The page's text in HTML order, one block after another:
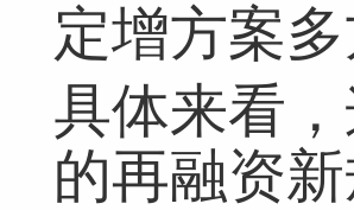
定增方案
具体来看
的再融资